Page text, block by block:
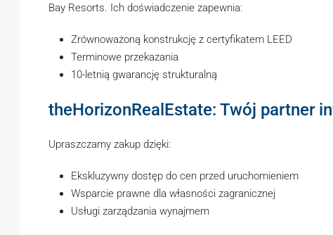
Bay Resorts. Ich doświadczenie zapewnia:
Zrównoważoną konstrukcję z certyfikatem LEED
Terminowe przekazania
10-letnią gwarancję strukturalną
theHorizonRealEstate: Twój partner
Upraszczamy zakup dzięki:
Ekskluzywny dostęp do cen przed uruchomieniem
Wsparcie prawne dla własności zagranicznej
Usługi zarządzania wynajmem